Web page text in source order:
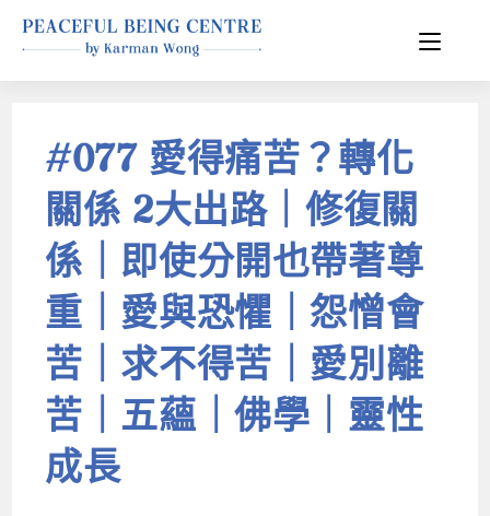
#077 愛得痛苦？轉化
關係 2大出路｜修復關
係｜即使分開也帶著尊
重｜愛與恐懼｜怨憎會
苦｜求不得苦｜愛別離
苦｜五蘊｜佛學｜靈性
成長